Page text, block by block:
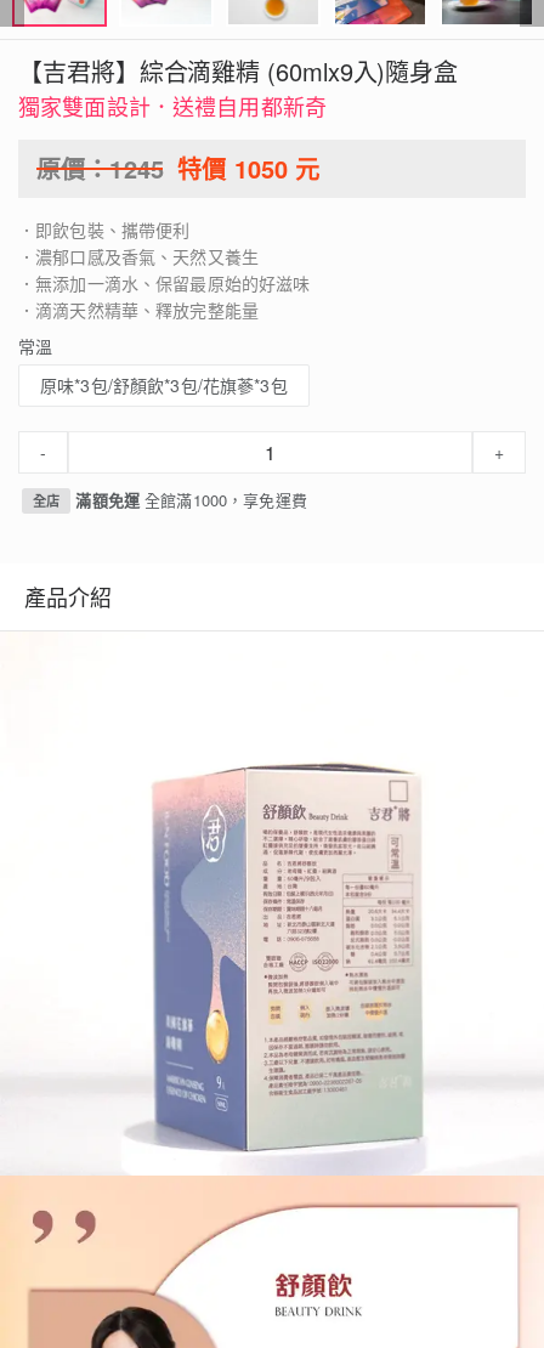
【吉君將】綜合滴雞精 (60mlx9入)隨身盒
獨家雙面設計．送禮自用都新奇
原價：1245 特價 1050 元
．即飲包裝、攜帶便利
．濃郁口感及香氣、天然又養生
．無添加一滴水、保留最原始的好滋味
．滴滴天然精華、釋放完整能量
常溫
原味*3包/舒顏飲*3包/花旗蔘*3包
- +
全店 滿額免運全館滿1000，享免運費
產品介紹